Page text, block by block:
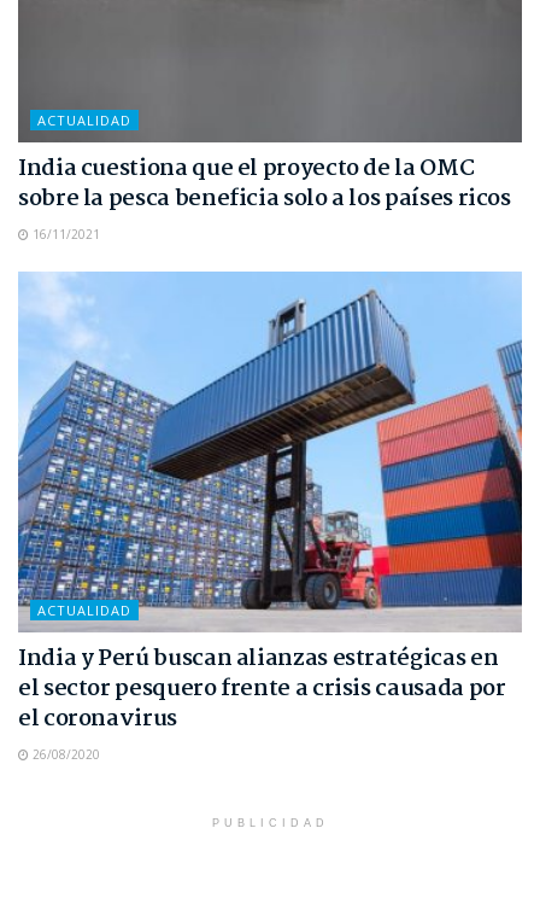
ACTUALIDAD
India cuestiona que el proyecto de la OMC
sobre la pesca beneficia solo a los países ricos
16/11/2021
ACTUALIDAD
India y Perú buscan alianzas estratégicas en
el sector pesquero frente a crisis causada por
el coronavirus
26/08/2020
PUBLICIDAD